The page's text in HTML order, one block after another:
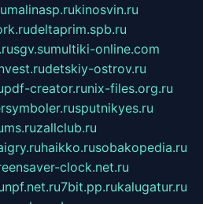
malinasp.rukinosvin.ru
deltaprim.spb.ru
sgv.sumultiki-online.com
detskiy-ostrov.ru
pdf-creator.runix-files.org.ru
sputnikyes.ru
zallclub.ru
haikko.rusobakopedia.ru
clock.net.ru
npf.net.ru7bit.pp.rukalugatur.ru